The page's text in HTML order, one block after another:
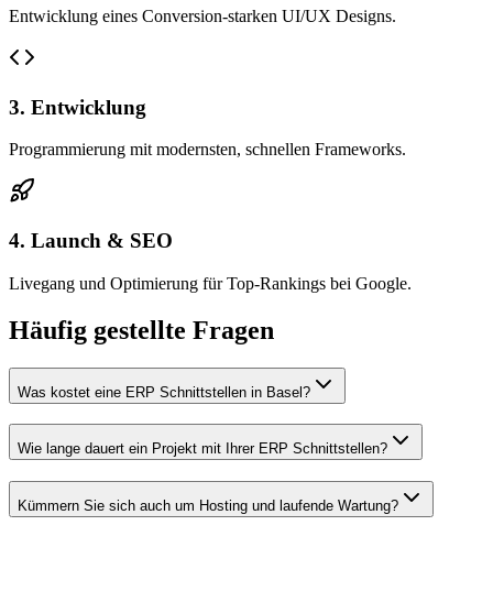
Entwicklung eines Conversion-starken UI/UX Designs.
3. Entwicklung
Programmierung mit modernsten, schnellen Frameworks.
4. Launch & SEO
Livegang und Optimierung für Top-Rankings bei Google.
Häufig gestellte Fragen
Was kostet eine ERP Schnittstellen in Basel?
Wie lange dauert ein Projekt mit Ihrer ERP Schnittstellen?
Kümmern Sie sich auch um Hosting und laufende Wartung?